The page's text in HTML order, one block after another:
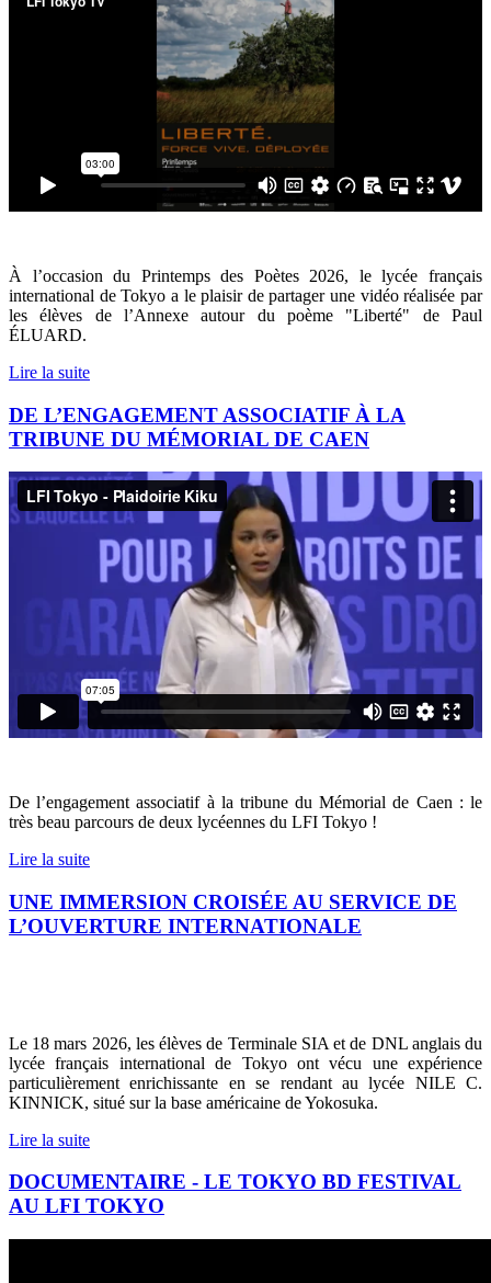
À l’occasion du Printemps des Poètes 2026, le lycée français
international de Tokyo a le plaisir de partager une vidéo réalisée par
les élèves de l’Annexe autour du poème "Liberté" de Paul
ÉLUARD.
Lire la suite
DE L’ENGAGEMENT ASSOCIATIF À LA
TRIBUNE DU MÉMORIAL DE CAEN
De l’engagement associatif à la tribune du Mémorial de Caen : le
très beau parcours de deux lycéennes du LFI Tokyo !
Lire la suite
UNE IMMERSION CROISÉE AU SERVICE DE
L’OUVERTURE INTERNATIONALE
Le 18 mars 2026, les élèves de Terminale SIA et de DNL anglais du
lycée français international de Tokyo ont vécu une expérience
particulièrement enrichissante en se rendant au lycée NILE C.
KINNICK, situé sur la base américaine de Yokosuka.
Lire la suite
DOCUMENTAIRE - LE TOKYO BD FESTIVAL
AU LFI TOKYO